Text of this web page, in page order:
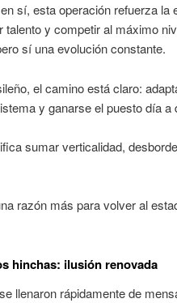
sí, esta operación refuerza la
talento y competir al máximo
sí una evolución constante.
el camino está claro:
y ganarse el puesto día a
sumar verticalidad,
razón más para volver al
hinchas: ilusión renovada
llenaron rápidamente de